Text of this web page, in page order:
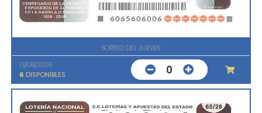
SORTEO DEL JUEVES
13/08/2026
6 DISPONIBLES 0